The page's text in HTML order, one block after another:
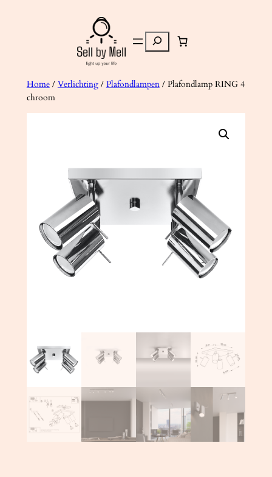
Zoeken
Home/ Verlichting/ Plafondlampen/ Plafondlamp RING 4
chroom